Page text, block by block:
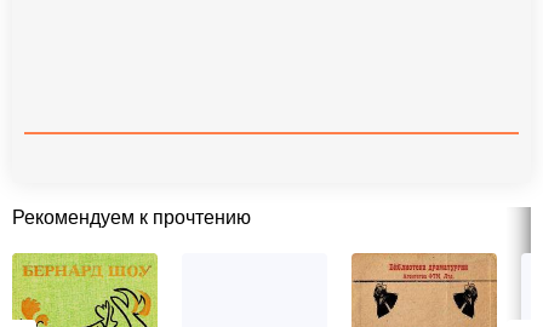
Рекомендуем к прочтению